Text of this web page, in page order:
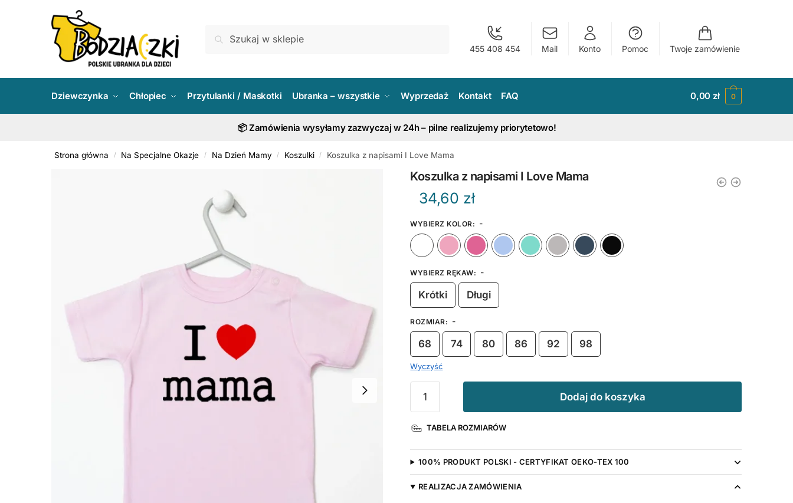
455 408 454 Mail Konto Pomoc Twoje zamówienie
Dziewczynka Chłopiec Przytulanki / Maskotki Ubranka – wszystkie Wyprzedaż Kontakt FAQ 0,00zł 0
📦 Zamówienia wysyłamy zazwyczaj w 24h – pilne realizujemy priorytetowo!
Strona główna / Na Specjalne Okazje / Na Dzień Mamy / Koszulki / Koszulka z napisami I Love Mama
Koszulka z napisami I Love Mama
34,60 zł
WYBIERZ KOLOR: -
Biały Różowy Ciemny Różowy
Błękitny MiętowySzary
WYBIERZ RĘKAW: -
Krótki Długi
ROZMIAR: -
68 74 80 86 92 98
Wyczyść
Koszulka
z
napisami
Love
Mama
Dodaj do koszyka
TABELA ROZMIARÓW
100% PRODUKT POLSKI - CERTYFIKAT OEKO-TEX 100
REALIZACJA ZAMÓWIENIA